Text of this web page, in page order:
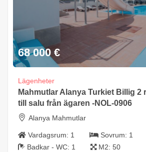
68 000 €
Lägenheter
Mahmutlar Alanya Turkiet Billig 2
till salu från ägaren -NOL-0906
Alanya Mahmutlar
Vardagsrum: 1 Sovrum: 1
Badkar - WC: 1 M2: 50